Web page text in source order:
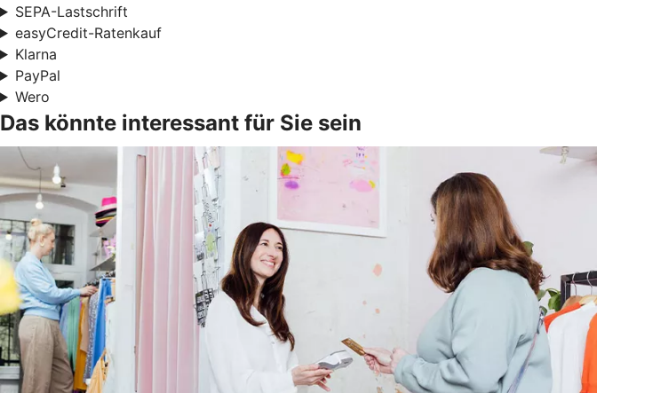
SEPA-Lastschrift
easyCredit-Ratenkauf
Klarna
PayPal
Wero
Das könnte interessant für Sie sein